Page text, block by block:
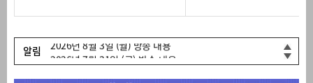
알림
2026년 8월 3일 (월) 방송 내용
2026년 7월 31일 (금) 방송 내용
2026년 8월 6일 (목) 방송 내용